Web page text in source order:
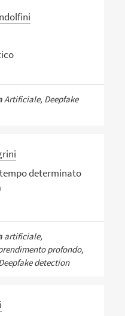
Artificiale, Deepfake
determinato
artificiale,
profondo,
detection